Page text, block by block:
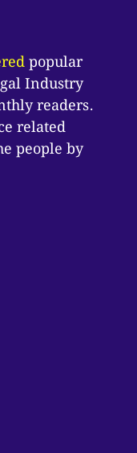
popular
Industry
readers.
related
people by